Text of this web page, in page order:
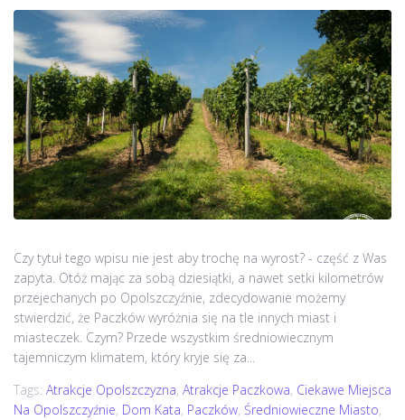
Czy tytuł tego wpisu nie jest aby trochę na wyrost? - część z Was
zapyta. Otóż mając za sobą dziesiątki, a nawet setki kilometrów
przejechanych po Opolszczyźnie, zdecydowanie możemy
stwierdzić, że Paczków wyróżnia się na tle innych miast i
miasteczek. Czym? Przede wszystkim średniowiecznym
tajemniczym klimatem, który kryje się za...
Tags: Atrakcje Opolszczyzna, Atrakcje Paczkowa, Ciekawe Miejsca
Na Opolszczyźnie, Dom Kata, Paczków, Średniowieczne Miasto,